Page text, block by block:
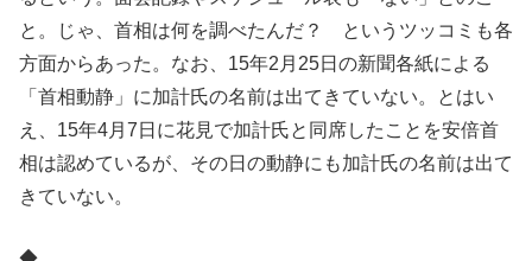
と。じゃ、首相は何を調べたんだ？ というツッコミも各
方面からあった。なお、15年2月25日の新聞各紙による
「首相動静」に加計氏の名前は出てきていない。とはい
え、15年4月7日に花見で加計氏と同席したことを安倍首
相は認めているが、その日の動静にも加計氏の名前は出て
きていない。